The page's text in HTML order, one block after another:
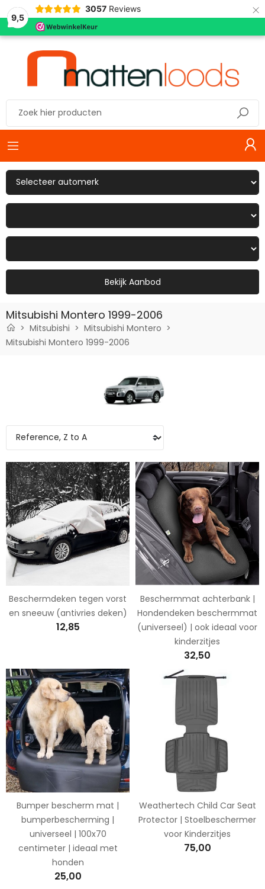
9,5
3057 Reviews ×
Bekijk Aanbod
Mitsubishi Montero 1999-2006
Mitsubishi
Mitsubishi Montero
Mitsubishi Montero 1999-2006
Beschermdeken tegen vorst
en sneeuw (antivries deken)
12,85
Beschermmat achterbank |
Hondendeken beschermmat
(universeel) | ook ideaal voor
kinderzitjes
32,50
Bumper bescherm mat |
bumperbescherming |
universeel | 100x70
centimeter | ideaal met
honden
25,00
Weathertech Child Car Seat
Protector | Stoelbeschermer
voor Kinderzitjes
75,00